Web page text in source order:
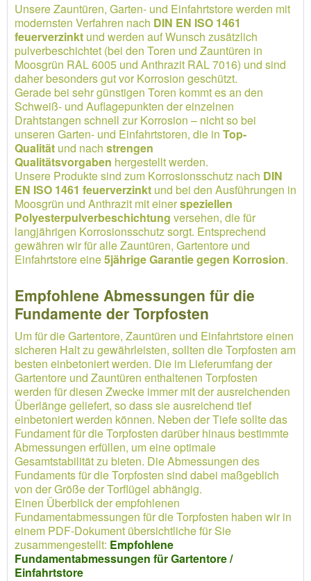
Unsere Zauntüren, Garten- und Einfahrtstore werden mit
modernsten Verfahren nach DIN EN ISO 1461
feuerverzinkt und werden auf Wunsch zusätzlich
pulverbeschichtet (bei den Toren und Zauntüren in
Moosgrün RAL 6005 und Anthrazit RAL 7016) und sind
daher besonders gut vor Korrosion geschützt.
Gerade bei sehr günstigen Toren kommt es an den
Schweiß- und Auflagepunkten der einzelnen
Drahtstangen schnell zur Korrosion – nicht so bei
unseren Garten- und Einfahrtstoren, die in Top-
Qualität und nach strengen
Qualitätsvorgaben hergestellt werden.
Unsere Produkte sind zum Korrosionsschutz nach DIN
EN ISO 1461 feuerverzinkt und bei den Ausführungen in
Moosgrün und Anthrazit mit einerspeziellen
Polyesterpulverbeschichtung versehen, die für
langjährigen Korrosionsschutz sorgt. Entsprechend
gewähren wir für alle Zauntüren, Gartentore und
Einfahrtstore eine5jährige Garantie gegen Korrosion.
Empfohlene Abmessungen für die
Fundamente der Torpfosten
Um für die Gartentore, Zauntüren und Einfahrtstore einen
sicheren Halt zu gewährleisten, sollten die Torpfosten am
besten einbetoniert werden. Die im Lieferumfang der
Gartentore und Zauntüren enthaltenen Torpfosten
werden für diesen Zwecke immer mit der ausreichenden
Überlänge geliefert, so dass sie ausreichend tief
einbetoniert werden können. Neben der Tiefe sollte das
Fundament für die Torpfosten darüber hinaus bestimmte
Abmessungen erfüllen, um eine optimale
Gesamtstabilität zu bieten. Die Abmessungen des
Fundaments für die Torpfosten sind dabei maßgeblich
von der Größe der Torflügel abhängig.
Einen Überblick der empfohlenen
Fundamentabmessungen für die Torpfosten haben wir in
einem PDF-Dokument übersichtliche für Sie
zusammengestellt: Empfohlene
Fundamentabmessungen für Gartentore /
Einfahrtstore